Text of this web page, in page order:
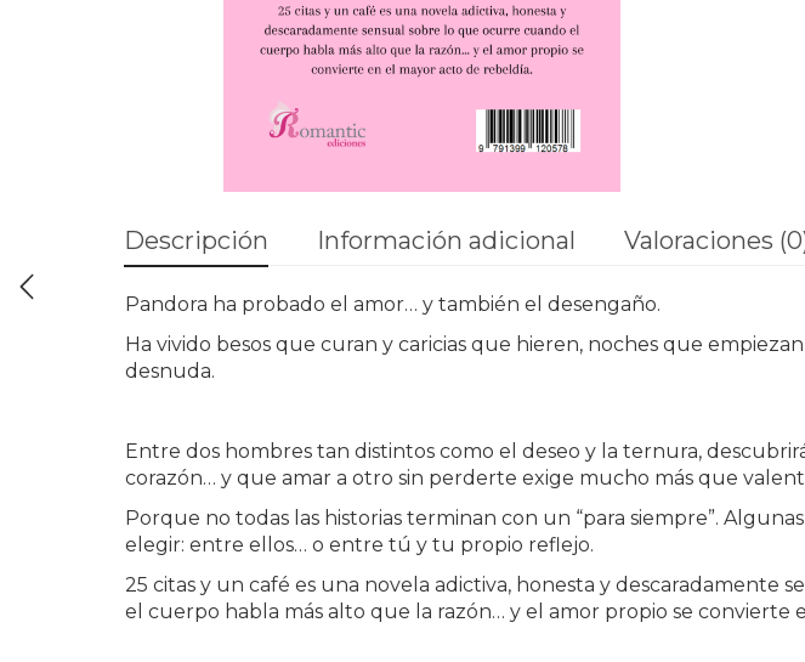
Descripción Información adicional Valoraciones
Pandora ha probado el amor… y también el desengaño.
Ha vivido besos que curan y caricias que hieren, noches que
desnuda.
Entre dos hombres tan distintos como el deseo y la ternura,
corazón… y que amar a otro sin perderte exige mucho más que
Porque no todas las historias terminan con un “para siempre”.
elegir: entre ellos… o entre tú y tu propio reflejo.
25 citas y un café es una novela adictiva, honesta y descaradamente
el cuerpo habla más alto que la razón… y el amor propio se convierte